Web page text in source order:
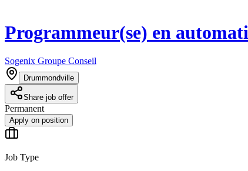
Programmeur(se) en
Sogenix Groupe Conseil
Drummondville
Share job offer
Permanent
Apply on position
Job Type